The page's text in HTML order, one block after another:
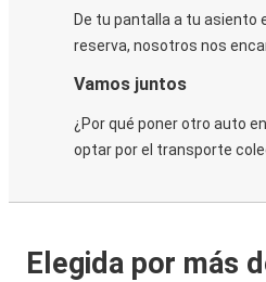
De tu pantalla a tu asiento
reserva, nosotros nos
Vamos juntos
¿Por qué poner otro auto
optar por el transporte
Elegida por más